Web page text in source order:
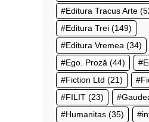
Editura Tracus Arte
Editura Trei (149)
Editura Vremea (34)
Ego. Proză (44)
Fiction Ltd (21)
FILIT (23)
Humanitas (35)